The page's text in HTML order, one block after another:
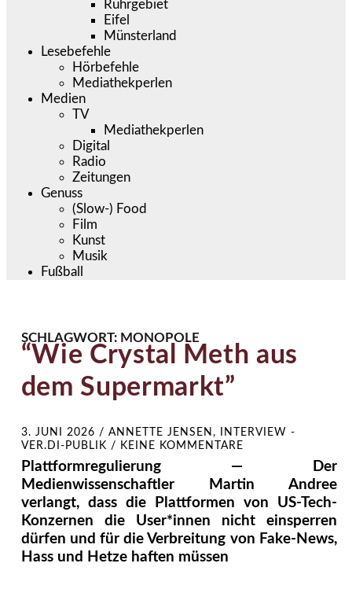
Ruhrgebiet
Eifel
Münsterland
Lesebefehle
Hörbefehle
Mediathekperlen
Medien
TV
Mediathekperlen
Digital
Radio
Zeitungen
Genuss
(Slow-) Food
Film
Kunst
Musik
Fußball
SCHLAGWORT: MONOPOLE
“Wie Crystal Meth aus
dem Supermarkt”
3. JUNI 2026 / ANNETTE JENSEN, INTERVIEW -
VER.DI-PUBLIK / KEINE KOMMENTARE
Plattformregulierung — Der
Medienwissenschaftler Martin Andree
verlangt, dass die Plattformen von US-Tech-
Konzernen die User*innen nicht einsperren
dürfen und für die Verbreitung von Fake-News,
Hass und Hetze haften müssen